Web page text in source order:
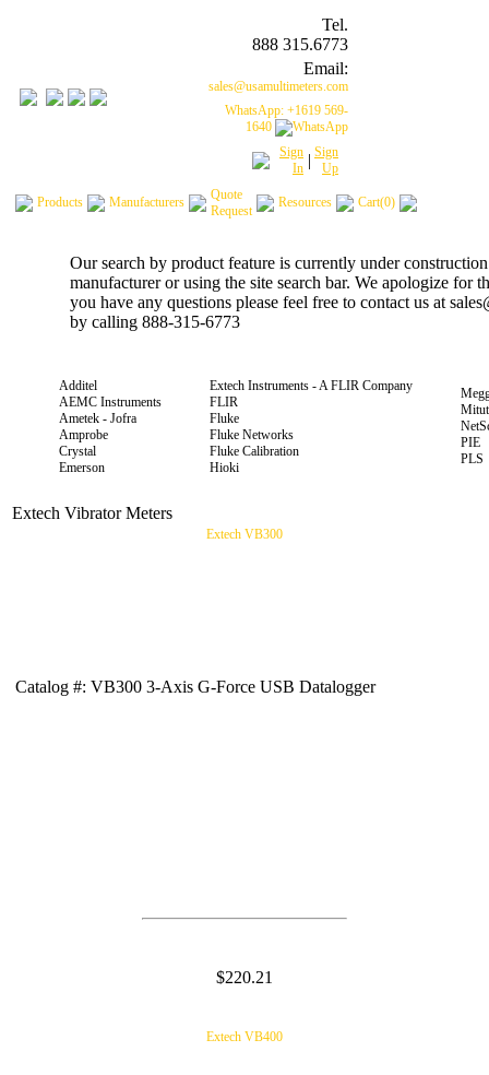
Tel.
888 315.6773
Email:
sales@usamultimeters.com
WhatsApp: +1619 569-
1640
Sign
In | Sign
Up
Products Manufacturers
Quote
Request
Resources Cart(0)
Our search by product feature is currently under
manufacturer or using the site search bar. We apologize for
you have any questions please feel free to contact us at
by calling 888-315-6773
Additel
AEMC Instruments
Ametek - Jofra
Amprobe
Crystal
Emerson
Extech Instruments - A FLIR Company
FLIR
Fluke
Fluke Networks
Fluke Calibration
Hioki
PIE
PLS
Extech Vibrator Meters
Extech VB300
Catalog #: VB300 3-Axis G-Force USB Datalogger
$220.21
Extech VB400